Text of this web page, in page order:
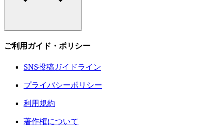
ご利用ガイド・ポリシー
SNS投稿ガイドライン
プライバシーポリシー
利用規約
著作権について